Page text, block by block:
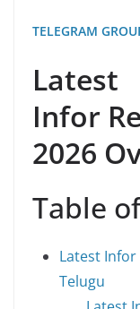
TELEGRAM
Latest
Infor
2026
Table
Latest
Telugu